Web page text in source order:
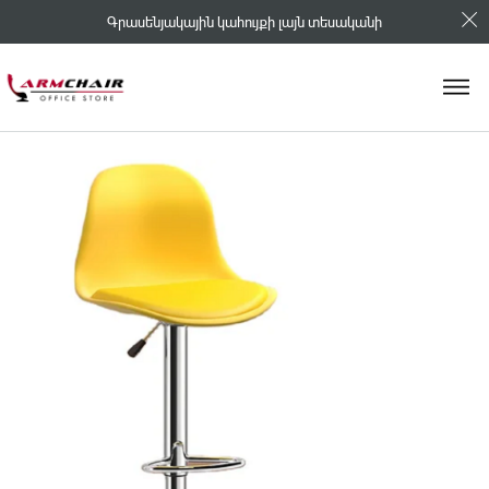
Գրասենյակային կահույքի լայն տեսականի